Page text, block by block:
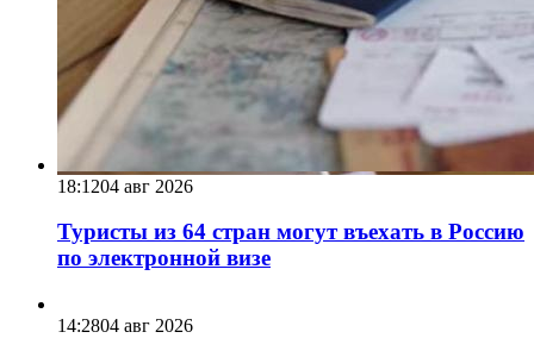
18:1204 авг 2026
Туристы из 64 стран могут въехать в Россию
по электронной визе
14:2804 авг 2026